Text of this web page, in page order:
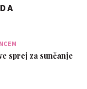
sprej za sunčanje